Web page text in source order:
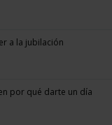
a la jubilación
por qué darte un día